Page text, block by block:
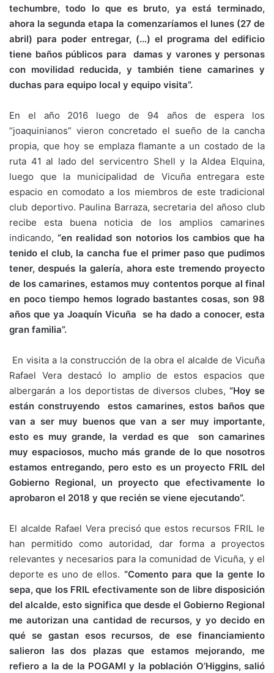
techumbre, todo lo que es bruto, ya está terminado,
ahora la segunda etapa la comenzaríamos el lunes (27 de
abril) para poder entregar, (…) el programa del edificio
tiene baños públicos para damas y varones y personas
con movilidad reducida, y también tiene camarines y
duchas para equipo local y equipo visita”.
En el año 2016 luego de 94 años de espera los
“joaquinianos” vieron concretado el sueño de la cancha
propia, que hoy se emplaza flamante a un costado de la
ruta 41 al lado del servicentro Shell y la Aldea Elquina,
luego que la municipalidad de Vicuña entregara este
espacio en comodato a los miembros de este tradicional
club deportivo. Paulina Barraza, secretaria del añoso club
recibe esta buena noticia de los amplios camarines
indicando,“en realidad son notorios los cambios que ha
tenido el club, la cancha fue el primer paso que pudimos
tener, después la galería, ahora este tremendo proyecto
de los camarines, estamos muy contentos porque al final
en poco tiempo hemos logrado bastantes cosas, son 98
años que ya Joaquín Vicuña se ha dado a conocer, esta
gran familia”.
En visita a la construcción de la obra el alcalde de Vicuña
Rafael Vera destacó lo amplio de estos espacios que
albergarán a los deportistas de diversos clubes, “Hoy se
están construyendo estos camarines, estos baños que
van a ser muy buenos que van a ser muy importante,
esto es muy grande, la verdad es que son camarines
muy espaciosos, mucho más grande de lo que nosotros
estamos entregando, pero esto es un proyecto FRIL del
Gobierno Regional, un proyecto que efectivamente lo
aprobaron el 2018 y que recién se viene ejecutando”.
El alcalde Rafael Vera precisó que estos recursos FRIL le
han permitido como autoridad, dar forma a proyectos
relevantes y necesarios para la comunidad de Vicuña, y el
deporte es uno de ellos. “Comento para que la gente lo
sepa, que los FRIL efectivamente son de libre disposición
del alcalde, esto significa que desde el Gobierno Regional
me autorizan una cantidad de recursos, y yo decido en
qué se gastan esos recursos, de ese financiamiento
salieron las dos plazas que estamos mejorando, me
refiero a la de la POGAMI y la población O’Higgins, salió